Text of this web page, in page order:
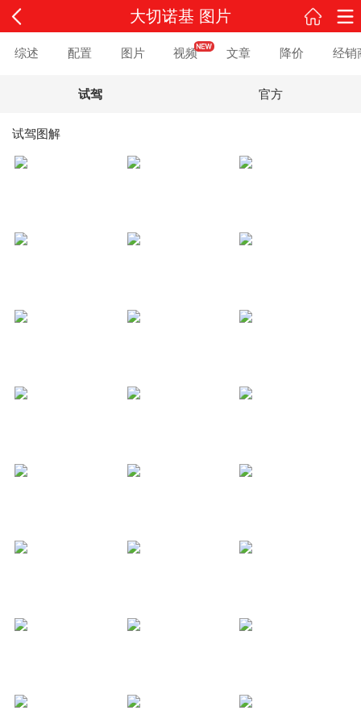
大切诺基 图片
综述 配置 图片 视频 文章 降价 经销
试驾 官方
试驾图解